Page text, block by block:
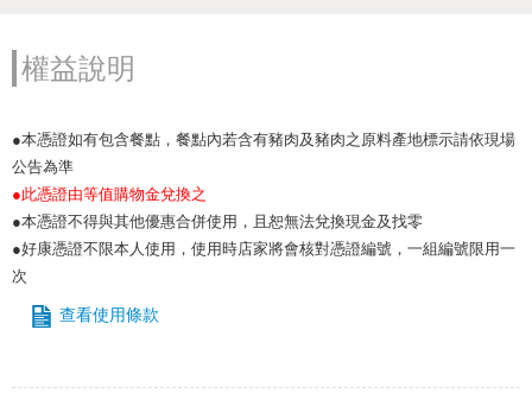
權益說明
●本憑證如有包含餐點，餐點內若含有豬肉及豬肉之原料產地標示請依現場
公告為準
●此憑證由等值購物金兌換之
●本憑證不得與其他優惠合併使用，且恕無法兌換現金及找零
●好康憑證不限本人使用，使用時店家將會核對憑證編號，一組編號限用一
次
查看使用條款